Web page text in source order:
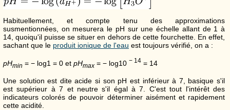
Habituellement, et compte tenu des approximations
susmentionnées, on mesurera le pH sur une échelle allant de 1 à
14, quoiqu'il puisse se situer en dehors de cette fourchette. En effet,
sachant que le produit ionique de l'eau est toujours vérifié, on a :
pHmin = − log1 = 0 et pHmax = − log10 − 14 = 14
Une solution est dite acide si son pH est inférieur à 7, basique s'il
est supérieur à 7 et neutre s'il égal à 7. C'est tout l'intérêt des
indicateurs colorés de pouvoir déterminer aisément et rapidement
cette acidité.